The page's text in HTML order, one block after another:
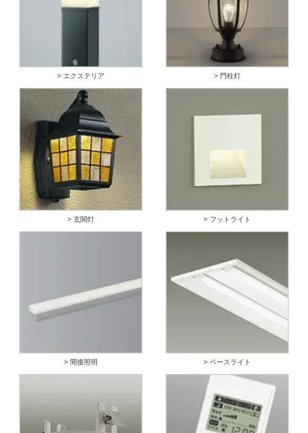
> エクステリア > 門柱灯
> 玄関灯 > フットライト
> 間接照明 > ベースライト